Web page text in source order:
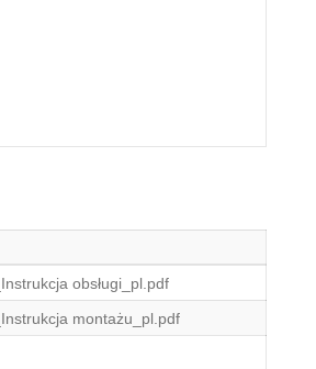
obsługi_pl.pdf
montażu_pl.pdf